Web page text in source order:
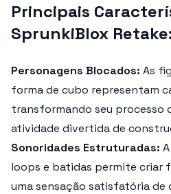
Principais
SprunkiBlox
Personagens Blocados: As
forma de cubo representam
transformando seu processo
atividade divertida de
Sonoridades Estruturadas:
loops e batidas permite criar
uma sensação satisfatória de